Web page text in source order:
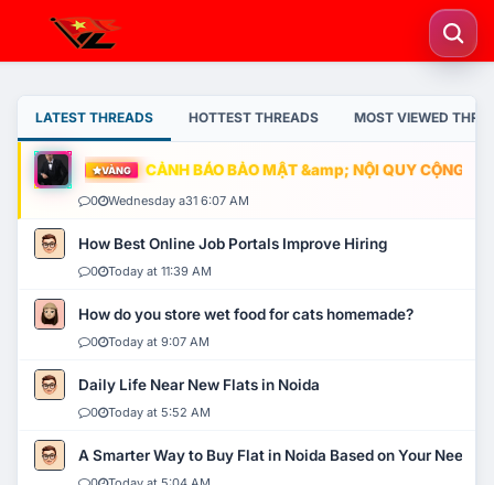
LATEST THREADS HOTTEST THREADS MOST VIEWED
VÀNG CẢNH BÁO BẢO MẬT &amp; NỘI QUY CỘNG
0 Wednesday a31 6:07 AM
How Best Online Job Portals Improve Hiring
0 Today at 11:39 AM
How do you store wet food for cats homemade?
0 Today at 9:07 AM
Daily Life Near New Flats in Noida
0 Today at 5:52 AM
A Smarter Way to Buy Flat in Noida Based on Your Needs